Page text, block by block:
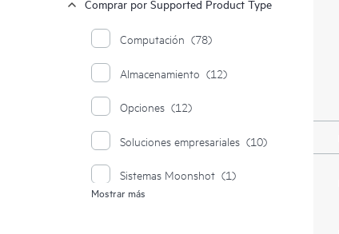
Comprar por Supported Product Type
Computación (78)
Almacenamiento (12)
Opciones (12)
Soluciones empresariales (10)
Sistemas Moonshot (1)
Mostrar más